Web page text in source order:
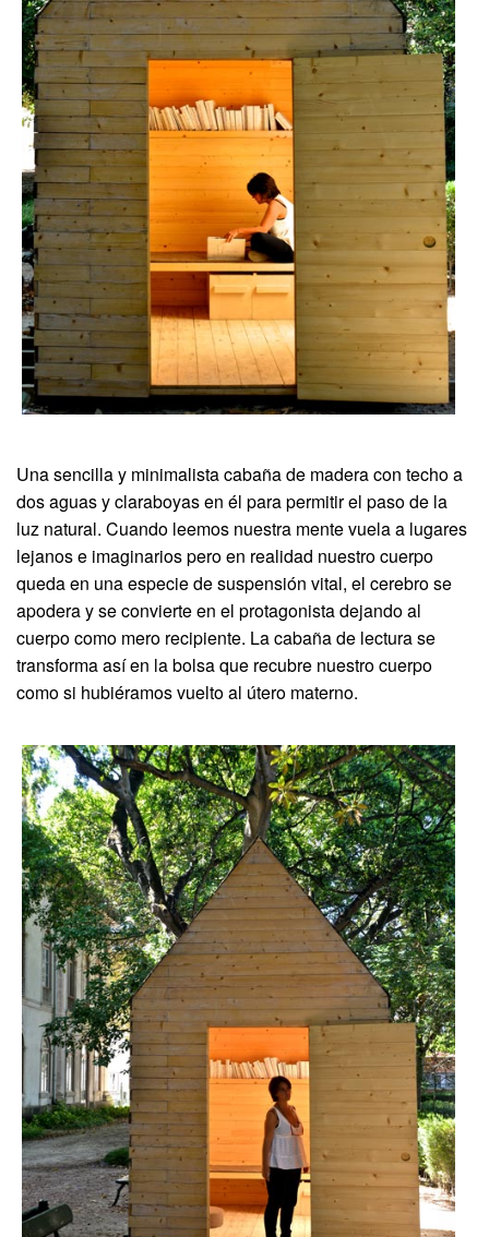
Una sencilla y minimalista cabaña de madera con techo a
dos aguas y claraboyas en él para permitir el paso de la
luz natural. Cuando leemos nuestra mente vuela a lugares
lejanos e imaginarios pero en realidad nuestro cuerpo
queda en una especie de suspensión vital, el cerebro se
apodera y se convierte en el protagonista dejando al
cuerpo como mero recipiente. La cabaña de lectura se
transforma así en la bolsa que recubre nuestro cuerpo
como si hubiéramos vuelto al útero materno.